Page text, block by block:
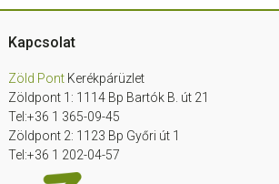
Footer
Kapcsolat
Zöld PontKerékpárüzlet
Zöldpont 1: 1114 Bp Bartók B. út 21
Tel:+36 1 365-09-45
Zöldpont 2: 1123 Bp Győri út 1
Tel:+36 1 202-04-57